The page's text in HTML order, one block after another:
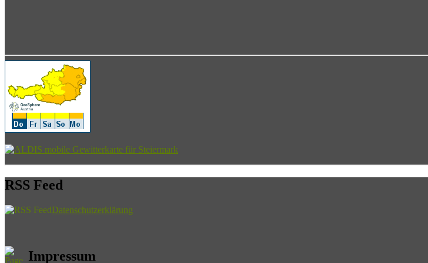
RSS Feed
Datenschutzerklärung
Impressum